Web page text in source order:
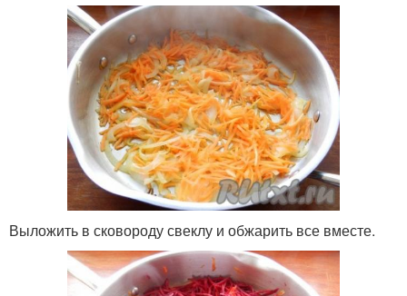
Выложить в сковороду свеклу и обжарить все вместе.